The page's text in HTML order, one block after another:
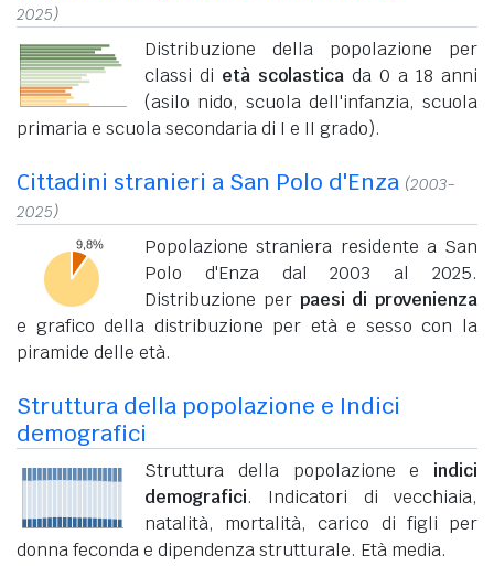
2025)
Distribuzione della popolazione per
classi di età scolastica da 0 a 18 anni
(asilo nido, scuola dell'infanzia, scuola
primaria e scuola secondaria di I e II grado).
Cittadini stranieri a San Polo d'Enza (2003-
2025)
Popolazione straniera residente a San
Polo d'Enza dal 2003 al 2025.
Distribuzione per paesi di provenienza
e grafico della distribuzione per età e sesso con la
piramide delle età.
Struttura della popolazione e Indici
demografici
Struttura della popolazione e indici
demografici. Indicatori di vecchiaia,
natalità, mortalità, carico di figli per
donna feconda e dipendenza strutturale. Età media.